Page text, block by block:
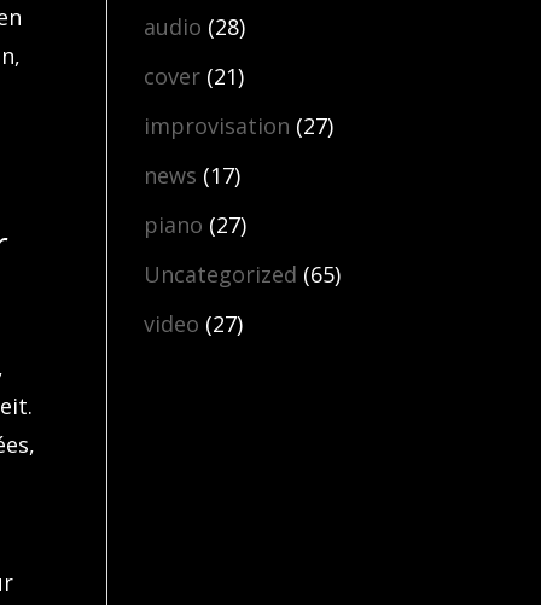
audio (28)
cover (21)
improvisation (27)
news (17)
piano (27)
Uncategorized (65)
video (27)